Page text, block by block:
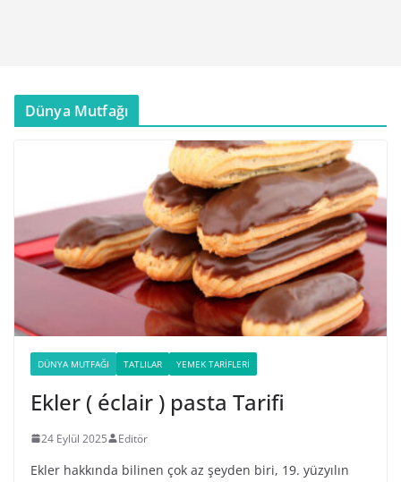
Dünya Mutfağı
DÜNYA MUTFAĞI TATLILAR YEMEK TARIFLERI
Ekler ( éclair ) pasta Tarifi
24 Eylül 2025 Editör
Ekler hakkında bilinen çok az şeyden biri, 19. yüzyılın